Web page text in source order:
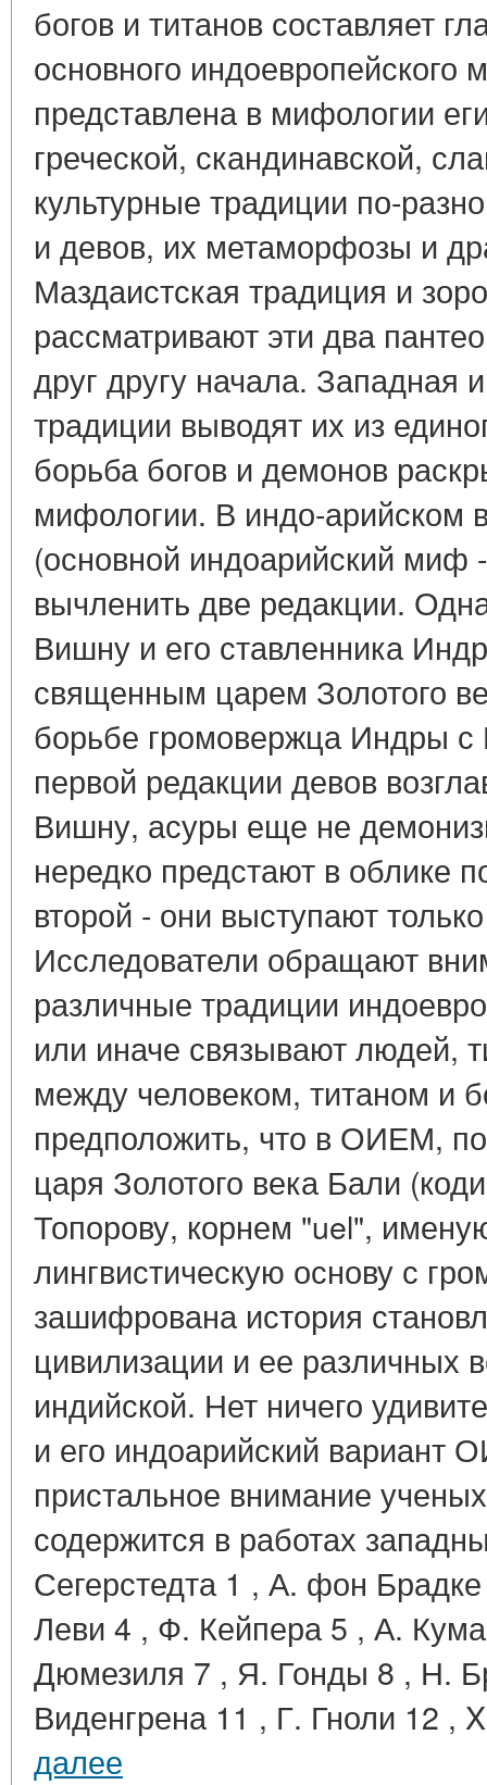
богов и титанов составляет
основного
представлена в мифологии
греческой, скандинавской,
культурные традиции по-
и девов, их метаморфозы и
Маздаистская традиция и
рассматривают эти два
друг другу начала. Западная
традиции выводят их из
борьба богов и демонов
мифологии. В индо-
(основной индоарийский
вычленить две редакции.
Вишну и его ставленника
священным царем Золотого
борьбе громовержца Индры с
первой редакции девов
Вишну, асуры еще не
нередко предстают в облике
второй - они выступают
Исследователи обращают
различные традиции
или иначе связывают людей,
между человеком, титаном и
предположить, что в ОИЕМ,
царя Золотого века Бали
Топорову, корнем "uel",
лингвистическую основу с
зашифрована история
цивилизации и ее различных
индийской. Нет ничего
и его индоарийский вариант
пристальное внимание
содержится в работах
Сегерстедта 1 , А. фон
Леви 4 , Ф. Кейпера 5 , А.
Дюмезиля 7 , Я. Гонды 8 , Н.
Виденгрена 11 , Г. Гноли 12 ,
далее